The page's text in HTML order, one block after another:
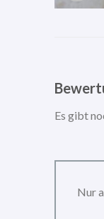
Es gibt
Nur